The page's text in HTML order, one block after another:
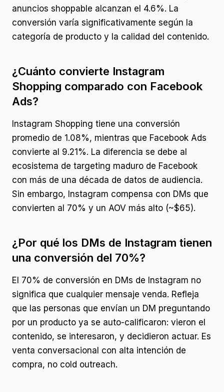
anuncios shoppable alcanzan el 4.6%. La
conversión varía significativamente según la
categoría de producto y la calidad del contenido.
¿Cuánto convierte Instagram
Shopping comparado con Facebook
Ads?
Instagram Shopping tiene una conversión
promedio de 1.08%, mientras que Facebook Ads
convierte al 9.21%. La diferencia se debe al
ecosistema de targeting maduro de Facebook
con más de una década de datos de audiencia.
Sin embargo, Instagram compensa con DMs que
convierten al 70% y un AOV más alto (~$65).
¿Por qué los DMs de Instagram tienen
una conversión del 70%?
El 70% de conversión en DMs de Instagram no
significa que cualquier mensaje venda. Refleja
que las personas que envían un DM preguntando
por un producto ya se auto-calificaron: vieron el
contenido, se interesaron, y decidieron actuar. Es
venta conversacional con alta intención de
compra, no cold outreach.